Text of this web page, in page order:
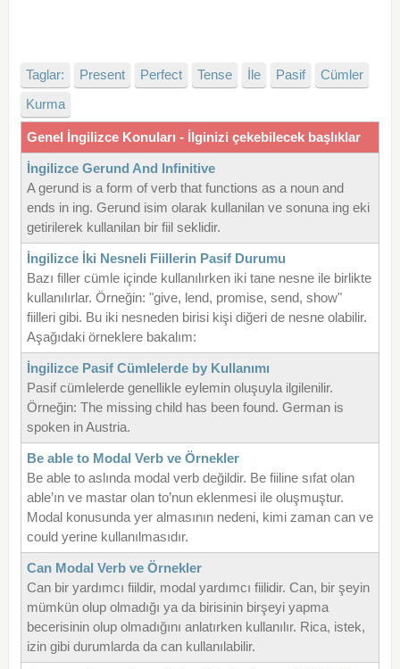
Taglar: Present Perfect Tense İle Pasif
Cümler
Kurma
Genel İngilizce Konuları - İlginizi çekebilecek başlıklar
İngilizce Gerund And Infinitive
A gerund is a form of verb that functions as a noun and
ends in ing. Gerund isim olarak kullanilan ve sonuna ing eki
getirilerek kullanilan bir fiil seklidir.
İngilizce İki Nesneli Fiillerin Pasif Durumu
Bazı filler cümle içinde kullanılırken iki tane nesne ile birlikte
kullanılırlar. Örneğin: "give, lend, promise, send, show"
fiilleri gibi. Bu iki nesneden birisi kişi diğeri de nesne olabilir.
Aşağıdaki örneklere bakalım:
İngilizce Pasif Cümlelerde by Kullanımı
Pasif cümlelerde genellikle eylemin oluşuyla ilgilenilir.
Örneğin: The missing child has been found. German is
spoken in Austria.
Be able to Modal Verb ve Örnekler
Be able to aslında modal verb değildir. Be fiiline sıfat olan
able’ın ve mastar olan to’nun eklenmesi ile oluşmuştur.
Modal konusunda yer almasının nedeni, kimi zaman can ve
could yerine kullanılmasıdır.
Can Modal Verb ve Örnekler
Can bir yardımcı fiildir, modal yardımcı fiilidir. Can, bir şeyin
mümkün olup olmadığı ya da birisinin birşeyi yapma
becerisinin olup olmadığını anlatırken kullanılır. Rica, istek,
izin gibi durumlarda da can kullanılabilir.